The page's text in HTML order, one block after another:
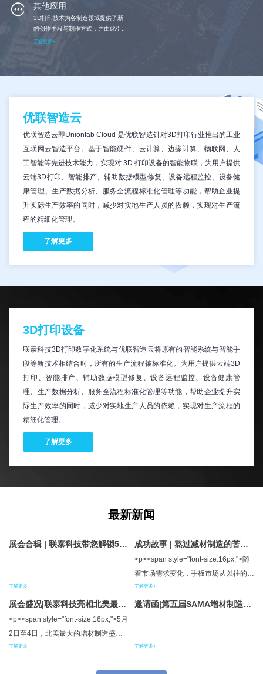
其他应用
3D打印技术为各制造领域提供了新
的创作手段与制作方式，并由此引...
了解更多+
优联智造云
优联智造云即Unionfab Cloud 是优联智造针对3D打印行业推出的工业
互联网云智造平台。基于智能硬件、云计算、边缘计算、物联网、人
工智能等先进技术能力，实现对 3D 打印设备的智能物联，为用户提供
云端3D打印、智能排产、辅助数据模型修复、设备远程监控、设备健
康管理、生产数据分析、服务全流程标准化管理等功能，帮助企业提
升实际生产效率的同时，减少对实地生产人员的依赖，实现对生产流
程的精细化管理。
了解更多
3D打印设备
联泰科技3D打印数字化系统与优联智造云将原有的智能系统与智能手
段等新技术相结合时，所有的生产流程被标准化。为用户提供云端3D
打印、智能排产、辅助数据模型修复、设备远程监控、设备健康管
理、生产数据分析、服务全流程标准化管理等功能，帮助企业提升实
际生产效率的同时，减少对实地生产人员的依赖，实现对生产流程的
精细化管理。
了解更多
最新新闻
展会合辑 | 联泰科技带您解锁5月
了解更多+
展会盛况|联泰科技亮相北美最大
增材制造盛会——RAPID + TCT
2023
<p><span style="font-size:16px;">5月
2日至4日，北美最大的增材制造盛会
——RAPID + TCT 2023，在伊利诺斯
了解更多+
成功故事 | 熬过减材制造的苦，
迎来增材制造的甜
<p><span style="font-size:16px;">随
着市场需求变化，手板市场从以往的大
批量、长周期需求逐渐走向定制化、快
交付需求。来自浙江余姚海帅灵模型有
会，他选择与联泰科技同行，紧随客户
CNC工艺升级增材制造，迎来更广阔
了解更多+
邀请函|第五届SAMA增材制造产
了解更多+